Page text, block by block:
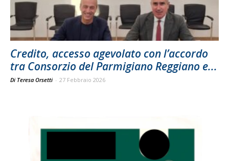
Credito, accesso agevolato con l’accordo
tra Consorzio del Parmigiano Reggiano e...
Di Teresa Orsetti - 27 Febbraio 2026